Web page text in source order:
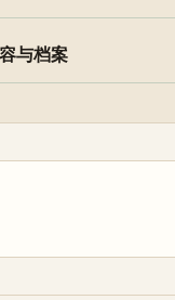
与档案